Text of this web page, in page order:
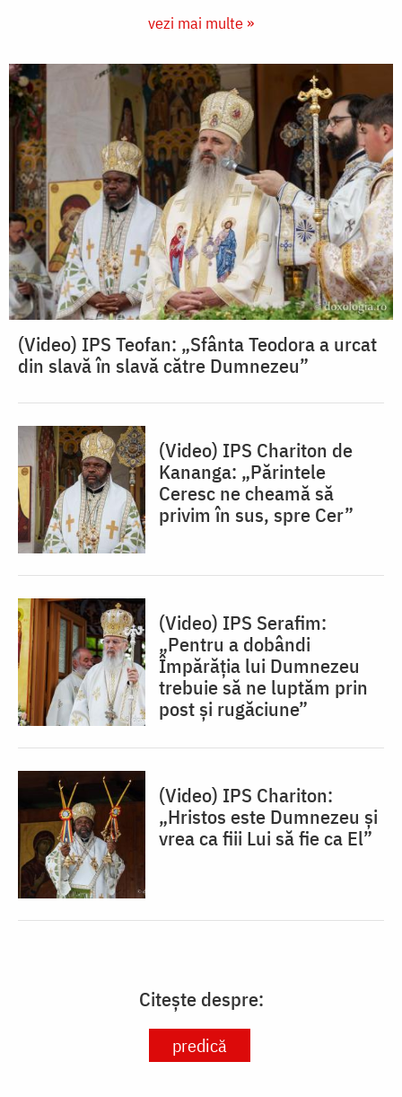
vezi mai multe »
(Video) IPS Teofan: „Sfânta Teodora a urcat
din slavă în slavă către Dumnezeu”
(Video) IPS Chariton de
Kananga: „Părintele
Ceresc ne cheamă să
privim în sus, spre Cer”
(Video) IPS Serafim:
„Pentru a dobândi
Împărăția lui Dumnezeu
trebuie să ne luptăm prin
post și rugăciune”
(Video) IPS Chariton:
„Hristos este Dumnezeu și
vrea ca fiii Lui să fie ca El”
Citește despre:
predică